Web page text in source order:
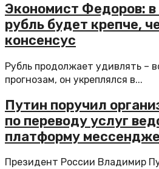
Экономист Федоров: в
рубль будет крепче,
консенсус
Рубль продолжает удивлять –
прогнозам, он укреплялся в...
Путин поручил
по переводу услуг
платформу
Президент России Владимир